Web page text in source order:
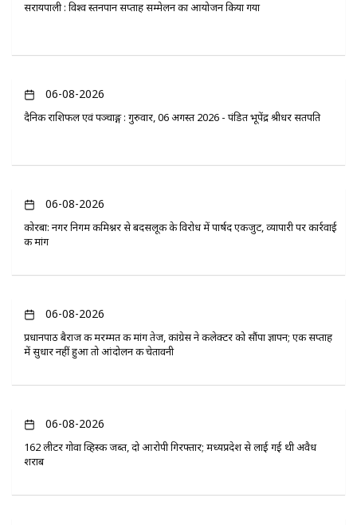
सरायपाली : विश्व स्तनपान सप्ताह सम्मेलन का आयोजन किया गया
06-08-2026
दैनिक राशिफल एवं पञ्चाङ्ग : गुरुवार, 06 अगस्त 2026 - पंडित भूपेंद्र श्रीधर सतपति
06-08-2026
कोरबा: नगर निगम कमिश्नर से बदसलूकी के विरोध में पार्षद एकजुट, व्यापारी पर कार्रवाई
की मांग
06-08-2026
प्रधानपाठ बैराज की मरम्मत की मांग तेज, कांग्रेस ने कलेक्टर को सौंपा ज्ञापन; एक सप्ताह
में सुधार नहीं हुआ तो आंदोलन की चेतावनी
06-08-2026
162 लीटर गोवा व्हिस्की जब्त, दो आरोपी गिरफ्तार; मध्यप्रदेश से लाई गई थी अवैध
शराब